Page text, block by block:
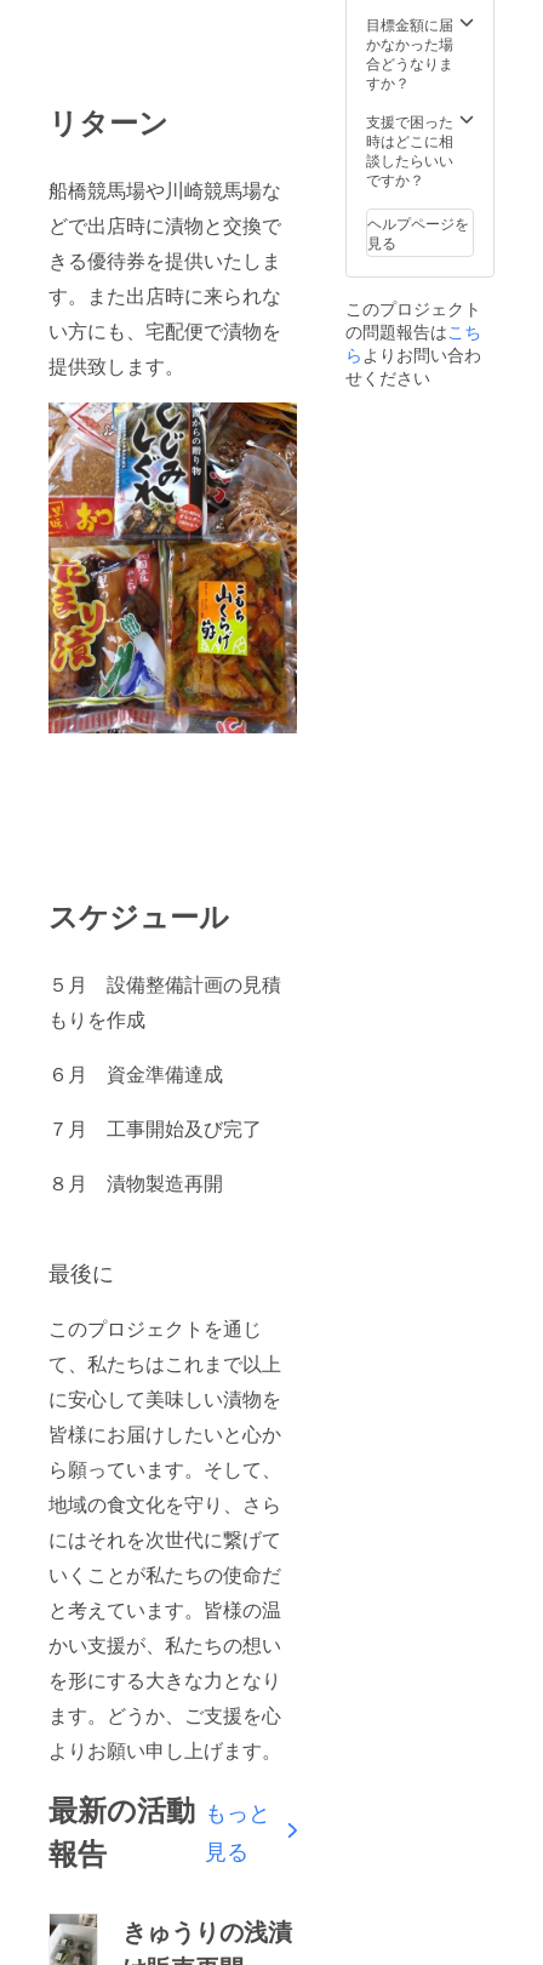
リターン
船橋競馬場や川崎競馬場な
どで出店時に漬物と交換で
きる優待券を提供いたしま
す。また出店時に来られな
い方にも、宅配便で漬物を
提供致します。
スケジュール
５月 設備整備計画の見積
もりを作成
６月 資金準備達成
７月 工事開始及び完了
８月 漬物製造再開
最後に
このプロジェクトを通じ
て、私たちはこれまで以上
に安心して美味しい漬物を
皆様にお届けしたいと心か
ら願っています。そして、
地域の食文化を守り、さら
にはそれを次世代に繋げて
いくことが私たちの使命だ
と考えています。皆様の温
かい支援が、私たちの想い
を形にする大きな力となり
ます。どうか、ご支援を心
よりお願い申し上げます。
最新の活動
報告
もっと
見る
きゅうりの浅漬
目標金額に届
かなかった場
合どうなりま
すか？
支援で困った
時はどこに相
談したらいい
ですか？
ヘルプページを
見る
このプロジェクト
の問題報告はこち
らよりお問い合わ
せください